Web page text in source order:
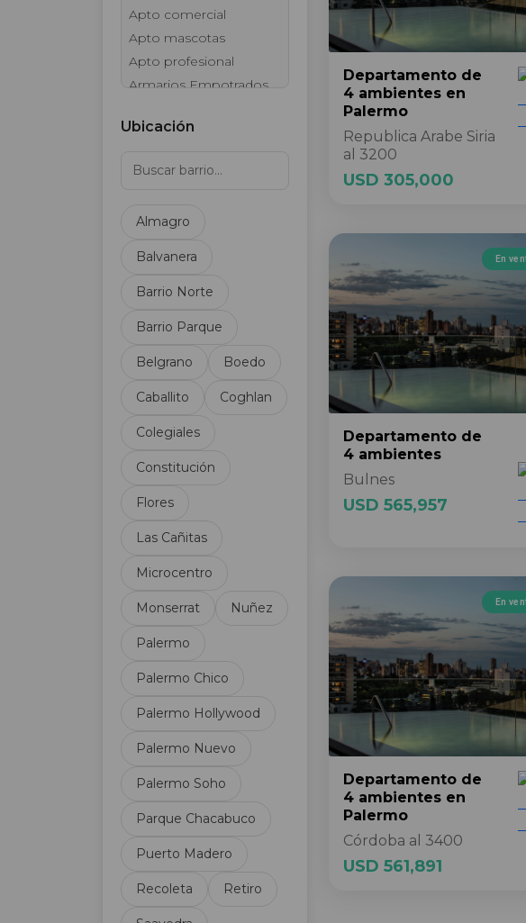
Apto comercial
Apto mascotas
Apto profesional
Armarios Empotrados
Ascensor de servicio
Baulera
Baño de servicio
Cable
Calefacción
Calefacción F/C
Calefacción central
Calefacción individual
por debajo del suelo
Calefacción por aire
Calefacción por losa
Cancha de Fútbol
Categoría
Circuito Cerrado TV
Cochera de cortesía
Cochera fija
Cocina
Comedor diario
Ubicación
Almagro
Balvanera
Barrio Norte
Barrio Parque
Belgrano Boedo
Caballito Coghlan
Colegiales
Constitución
Flores
Las Cañitas
Microcentro
Monserrat Nuñez
Palermo
Palermo Chico
Palermo Hollywood
Palermo Nuevo
Palermo Soho
Parque Chacabuco
Puerto Madero
Recoleta Retiro
Departamento de
4 ambientes en
Palermo
Republica Arabe Siria
al 3200
USD 305,000
En
Departamento de
4 ambientes
Bulnes
USD 565,957
En
Departamento de
4 ambientes en
Palermo
Córdoba al 3400
USD 561,891